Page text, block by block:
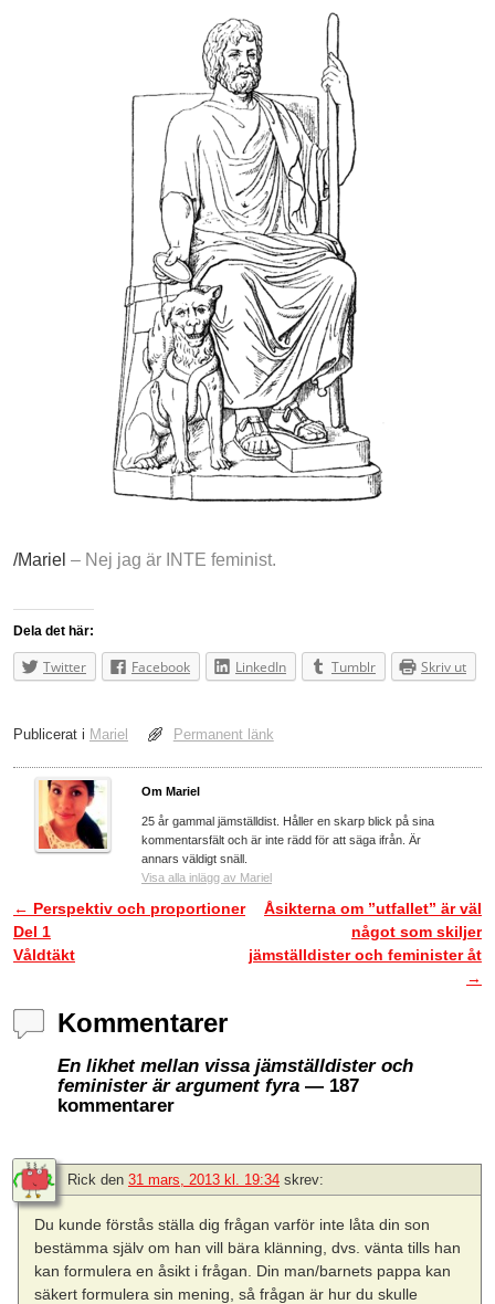
/Mariel – Nej jag är INTE feminist.
Dela det här:
Twitter Facebook LinkedIn Tumblr Skriv ut
Publicerat i Mariel Permanent länk
Om Mariel
25 år gammal jämställdist. Håller en skarp blick på sina
kommentarsfält och är inte rädd för att säga ifrån. Är
annars väldigt snäll.
Visa alla inlägg av Mariel
Inläggsnavigering
← Perspektiv och proportioner
Del 1
Våldtäkt
Åsikterna om ”utfallet” är väl
något som skiljer
jämställdister och feminister åt
→
Kommentarer
En likhet mellan vissa jämställdister och
feminister är argument fyra — 187
kommentarer
Rick den 31 mars, 2013 kl. 19:34 skrev:
Du kunde förstås ställa dig frågan varför inte låta din son
bestämma själv om han vill bära klänning, dvs. vänta tills han
kan formulera en åsikt i frågan. Din man/barnets pappa kan
säkert formulera sin mening, så frågan är hur du skulle